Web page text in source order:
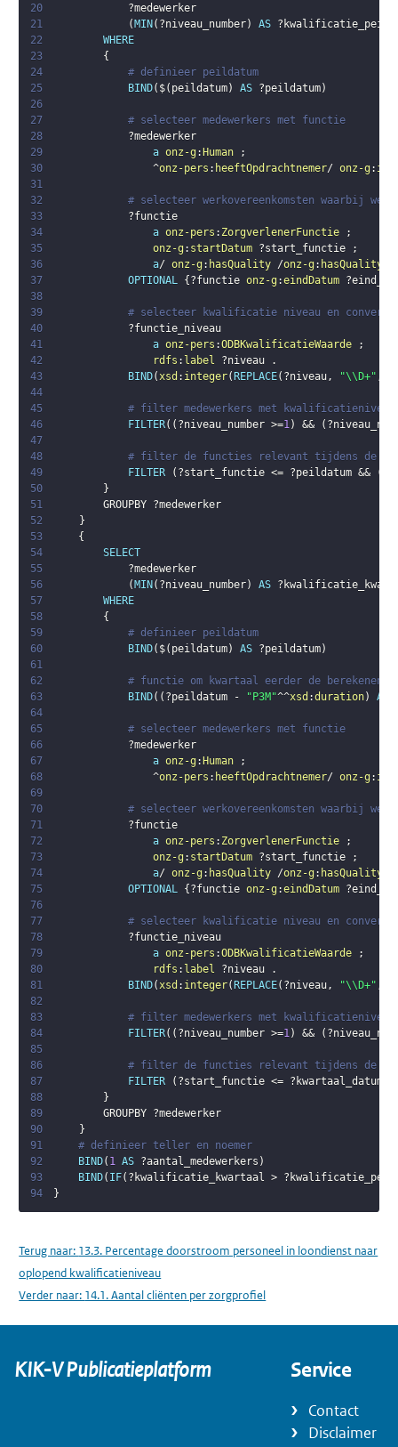
20
?medewerker
21
( MIN ( ?niveau_number) AS
22
WHERE
23
{
24
# definieer peildatum
25
BIND( $( peildatum) AS ?peildatum)
26
27
# selecteer medewerkers met functie
28
?medewerker
29
a onz-g : Human
;
30
                ^
onz-pers : heeftOpdrachtnemer/ onz-g :
31
32
# selecteer werkovereenkomsten waarbij
33
?functie
34
a onz-pers : ZorgverlenerFunctie
;
35
onz-g : startDatum ?start_functie
;
36
a/ onz-g : hasQuality /onz-g :
37
OPTIONAL { ?functie onz-g :eindDatum
38
39
# selecteer kwalificatie niveau en
40
?functie_niveau
41
a onz-pers :ODBKwalificatieWaarde
;
42
rdfs : label ?niveau
.
43
BIND(xsd : integer( REPLACE( ?niveau, "\\D+" ,
44
45
# filter medewerkers met
46
FILTER( ( ?niveau_number >=1) && (
47
48
# filter de functies relevant tijdens de
49
FILTER ( ?start_functie <= ?peildatum && (
50
}
51
        GROUPBY
?medewerker
52
}
53
{
54
SELECT
55
?medewerker
56
( MIN ( ?niveau_number) AS
57
WHERE
58
{
59
# definieer peildatum
60
BIND( $( peildatum) AS ?peildatum)
61
62
# functie om kwartaal eerder de berekenen
63
BIND( ( ?peildatum - "P3M"^^xsd :duration) AS
64
65
# selecteer medewerkers met functie
66
?medewerker
67
a onz-g : Human
;
68
                ^
onz-pers : heeftOpdrachtnemer/ onz-g :
69
70
# selecteer werkovereenkomsten waarbij
71
?functie
72
a onz-pers : ZorgverlenerFunctie
;
73
onz-g : startDatum ?start_functie
;
74
a/ onz-g : hasQuality /onz-g :
75
OPTIONAL { ?functie onz-g :eindDatum
76
77
# selecteer kwalificatie niveau en
78
?functie_niveau
79
a onz-pers :ODBKwalificatieWaarde
;
80
rdfs : label ?niveau
.
81
BIND(xsd : integer( REPLACE( ?niveau, "\\D+" ,
82
83
# filter medewerkers met
84
FILTER( ( ?niveau_number >=1) && (
85
86
# filter de functies relevant tijdens de
87
FILTER ( ?start_functie <= ?kwartaal_datum
88
}
89
        GROUPBY
?medewerker
90
}
91
# definieer teller en noemer
92
BIND( 1 AS ?aantal_medewerkers )
93
BIND( IF( ?kwalificatie_kwartaal >
94
}
Terug naar: 13.3. Percentage doorstroom personeel in loondienst naar
oplopend kwalificatieniveau
Verder naar: 14.1. Aantal cliënten per zorgprofiel
KIK-V Publicatieplatform Service
Contact
Disclaimer